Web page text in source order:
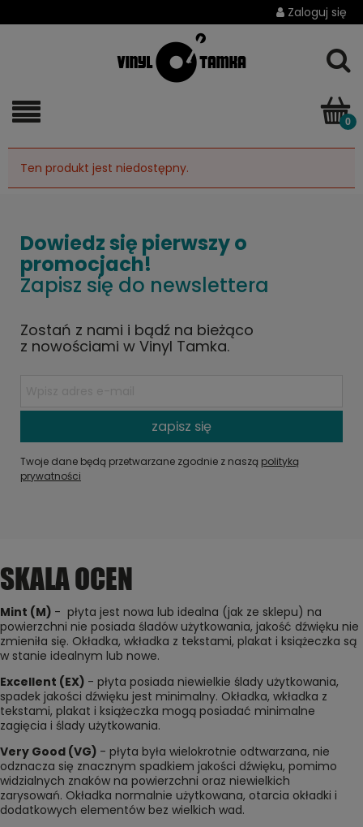
Zaloguj się
Ten produkt jest niedostępny.
Dowiedz się pierwszy o
promocjach!
Zapisz się do newslettera
Zostań z nami i bądź na bieżąco
z nowościami w Vinyl Tamka.
zapisz się
Twoje dane będą przetwarzane zgodnie z naszą polityką
prywatności
SKALA OCEN
Mint (M) - płyta jest nowa lub idealna (jak ze sklepu) na
powierzchni nie posiada śladów użytkowania, jakość dźwięku nie
zmieniła się. Okładka, wkładka z tekstami, plakat i książeczka są
w stanie idealnym lub nowe.
Excellent (EX) - płyta posiada niewielkie ślady użytkowania,
spadek jakości dźwięku jest minimalny. Okładka, wkładka z
tekstami, plakat i książeczka mogą posiadać minimalne
zagięcia i ślady użytkowania.
Very Good (VG) - płyta była wielokrotnie odtwarzana, nie
odznacza się znacznym spadkiem jakości dźwięku, pomimo
widzialnych znaków na powierzchni oraz niewielkich
zarysowań. Okładka normalnie użytkowana, otarcia okładki i
dodatkowych elementów bez wielkich wad.